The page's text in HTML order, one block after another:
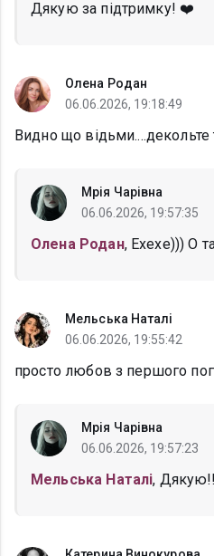
Дякую за підтримку! ❤️
Олена Родан
06.06.2026, 19:18:49
Видно що відьми....декольте
Мрія Чарівна
06.06.2026, 19:57:35
Олена Родан, Ехехе))) О
Мельська Наталі
06.06.2026, 19:55:42
просто любов з першого
Мрія Чарівна
06.06.2026, 19:57:23
Мельська Наталі,